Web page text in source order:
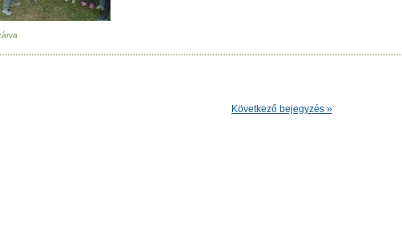
Következő bejegyzés »